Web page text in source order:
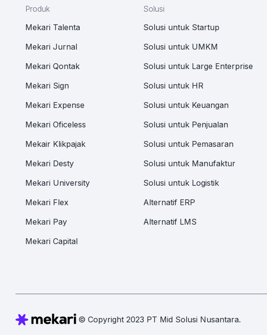
Produk
Mekari Talenta
Mekari Jurnal
Mekari Qontak
Mekari Sign
Mekari Expense
Mekari Oficeless
Mekair Klikpajak
Mekari Desty
Mekari University
Mekari Flex
Mekari Pay
Mekari Capital
Solusi
Solusi untuk Startup
Solusi untuk UMKM
Solusi untuk Large Enterprise
Solusi untuk HR
Solusi untuk Keuangan
Solusi untuk Penjualan
Solusi untuk Pemasaran
Solusi untuk Manufaktur
Solusi untuk Logistik
Alternatif ERP
Alternatif LMS
© Copyright 2023 PT Mid Solusi Nusantara.